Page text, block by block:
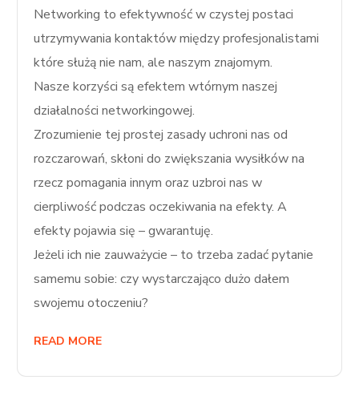
Networking to efektywność w czystej postaci
utrzymywania kontaktów między profesjonalistami
które służą nie nam, ale naszym znajomym.
Nasze korzyści są efektem wtórnym naszej
działalności networkingowej.
Zrozumienie tej prostej zasady uchroni nas od
rozczarowań, skłoni do zwiększania wysiłków na
rzecz pomagania innym oraz uzbroi nas w
cierpliwość podczas oczekiwania na efekty. A
efekty pojawia się – gwarantuję.
Jeżeli ich nie zauważycie – to trzeba zadać pytanie
samemu sobie: czy wystarczająco dużo dałem
swojemu otoczeniu?
READ MORE